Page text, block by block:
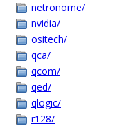
netronome/
nvidia/
ositech/
qca/
qcom/
qed/
qlogic/
r128/